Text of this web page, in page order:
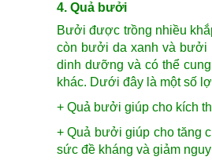
4. Quả bưởi
Bưởi được trồng nhiều
còn bưởi da xanh và bưởi
dinh dưỡng và có thể
khác. Dưới đây là một số
+ Quả bưởi giúp cho kích
+ Quả bưởi giúp cho tăng
sức đề kháng và giảm